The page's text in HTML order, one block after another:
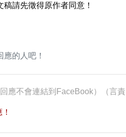
稿請先徵得原作者同意！
的人吧！
回應不會連結到FaceBook）（言